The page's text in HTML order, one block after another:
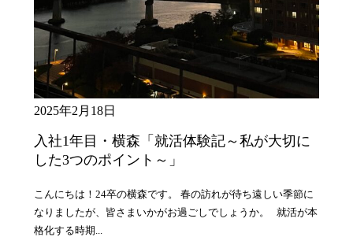
2025年2月18日
入社1年目・横森「就活体験記～私が大切に
した3つのポイント～」
こんにちは！24卒の横森です。 春の訪れが待ち遠しい季節に
なりましたが、皆さまいかがお過ごしでしょうか。 就活が本
格化する時期...